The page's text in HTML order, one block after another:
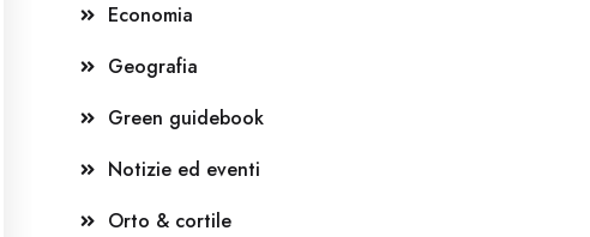
Economia
Geografia
Green guidebook
Notizie ed eventi
Orto & cortile